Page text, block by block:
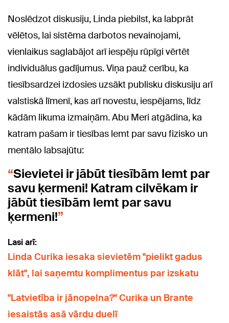
Noslēdzot diskusiju, Linda piebilst, ka labprāt
vēlētos, lai sistēma darbotos nevainojami,
vienlaikus saglabājot arī iespēju rūpīgi vērtēt
individuālus gadījumus. Viņa pauž cerību, ka
tiesībsardzei izdosies uzsākt publisku diskusiju arī
valstiskā līmenī, kas arī novestu, iespējams, līdz
kādām likuma izmaiņām. Abu Meri atgādina, ka
katram pašam ir tiesības lemt par savu fizisko un
mentālo labsajūtu:
Sievietei ir jābūt tiesībām lemt par
savu ķermeni! Katram cilvēkam ir
jābūt tiesībām lemt par savu
ķermeni!
Lasi arī:
Linda Curika iesaka sievietēm "pielikt gadus
klāt", lai saņemtu komplimentus par izskatu
"Latvietība ir jānopelna?" Curika un Brante
iesaistās asā vārdu duelī